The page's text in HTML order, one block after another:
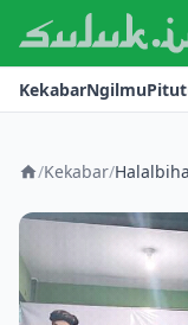
Kerjasama
Kontak
KekabarNgilmu
/Kekabar/